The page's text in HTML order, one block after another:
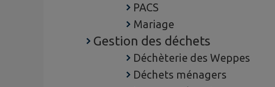
PACS
Mariage
Gestion des déchets
Déchèterie des Weppes
Déchets ménagers